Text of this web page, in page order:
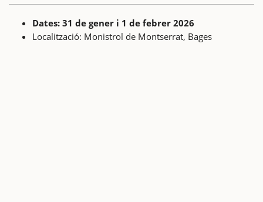
Dates: 31 de gener i 1 de febrer 2026
Localització: Monistrol de Montserrat, Bages